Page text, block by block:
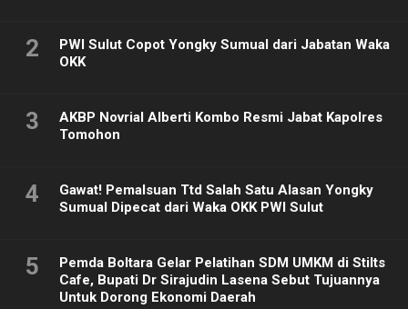
2
PWI Sulut Copot Yongky Sumual dari Jabatan Waka
OKK
3
AKBP Novrial Alberti Kombo Resmi Jabat Kapolres
Tomohon
4
Gawat! Pemalsuan Ttd Salah Satu Alasan Yongky
Sumual Dipecat dari Waka OKK PWI Sulut
5
Pemda Boltara Gelar Pelatihan SDM UMKM di Stilts
Cafe, Bupati Dr Sirajudin Lasena Sebut Tujuannya
Untuk Dorong Ekonomi Daerah